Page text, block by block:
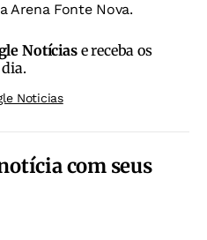
Arena Fonte Nova.
Notíciase receba os
Noticias
com seus